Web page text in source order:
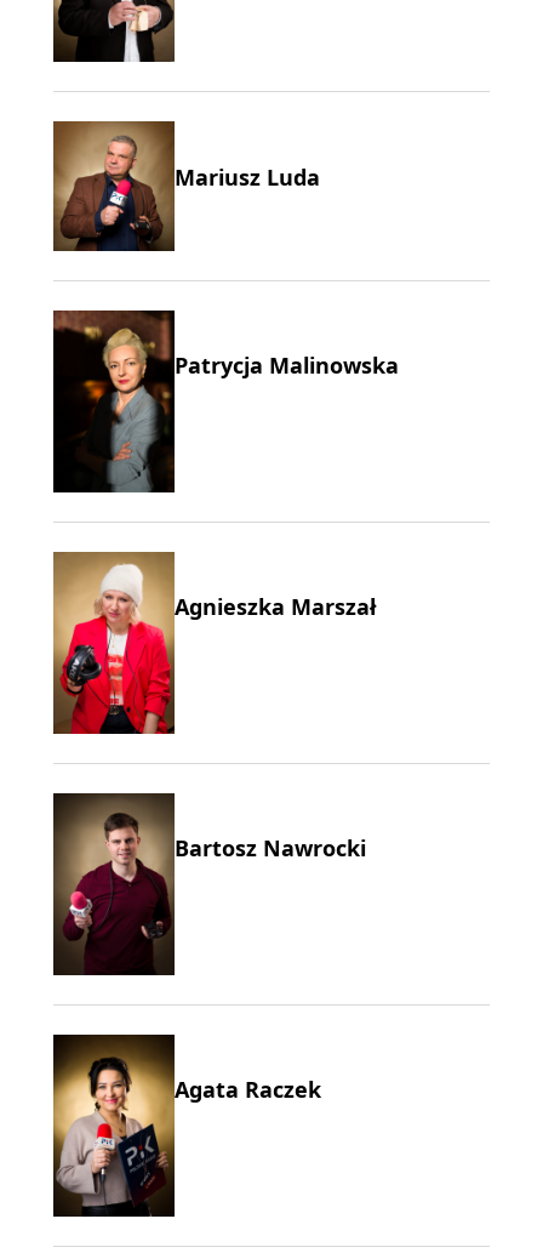
Mariusz Luda
Patrycja Malinowska
Agnieszka Marszał
Bartosz Nawrocki
Agata Raczek